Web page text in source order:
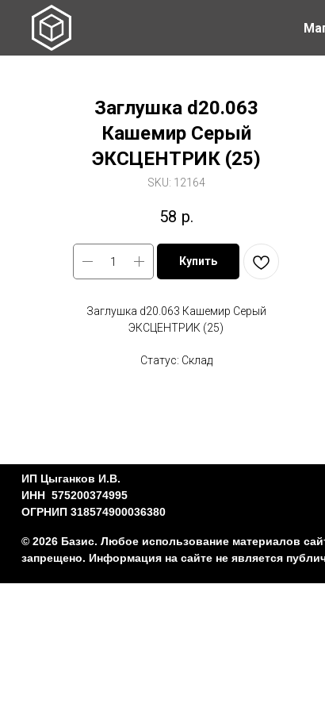
Заглушка d20.063
Кашемир Серый
ЭКСЦЕНТРИК (25)
SKU: 12164
58 р.
Купить
Заглушка d20.063 Кашемир Серый
ЭКСЦЕНТРИК (25)
Статус: Склад
ИП Цыганков И.В.
ИНН 575200374995
ОГРНИП 318574900036380
© 2026 Базис. Любое использование материалов
запрещено. Информация на сайте не является